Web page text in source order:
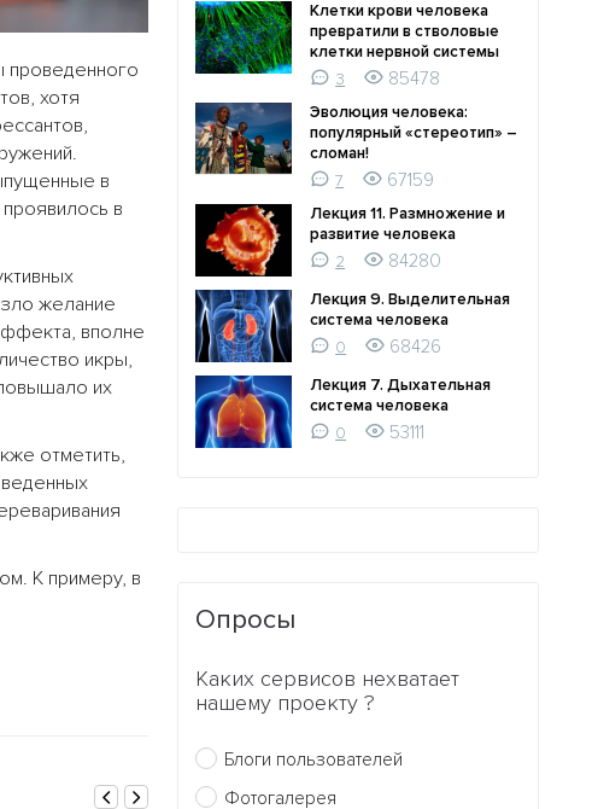
проведенного
хотя
в
в
желание
вполне
икры,
их
отметить,
К примеру, в
Клетки крови человека
превратили в стволовые
клетки нервной системы
3
85478
Эволюция человека:
популярный «стереотип» –
сломан!
7
67159
Лекция 11. Размножение и
развитие человека
2
84280
Лекция 9. Выделительная
система человека
0
68426
Лекция 7. Дыхательная
система человека
0
53111
Опросы
Каких сервисов нехватает
нашему проекту ?
Блоги пользователей
Фотогалерея